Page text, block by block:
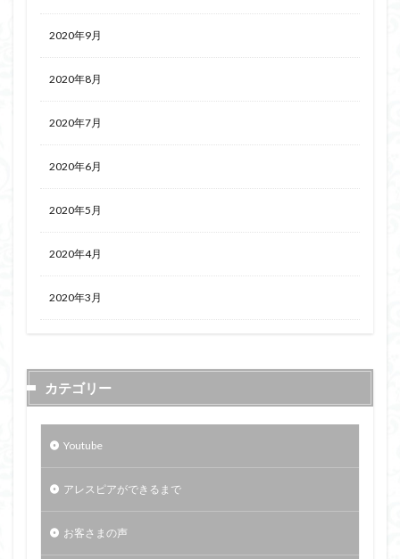
2020年9月
2020年8月
2020年7月
2020年6月
2020年5月
2020年4月
2020年3月
カテゴリー
Youtube
アレスピアができるまで
お客さまの声